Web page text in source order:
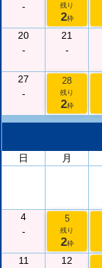
-
残り
2枠
20
-
21
-
27
-
28
残り
2枠
日
月
4
-
5
残り
2枠
11 12